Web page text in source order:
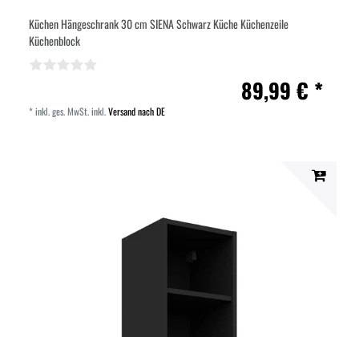
Küchen Hängeschrank 30 cm SIENA Schwarz Küche Küchenzeile
Küchenblock
89,99 € *
*inkl. ges. MwSt.inkl.Versand nach DE